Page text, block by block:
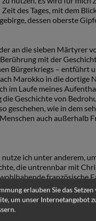
Zeit des Tages, mit dem
dessen oberste
an die sieben Märtyrer
mit der
Bürgerkriegs – entführt
Marokko in die dortige
im Laufe meines
Geschichte von
geschehen, wie in dem
auch außerhalb
ich unter anderem,
die untrennbar mit
französische
Während seines
dem Angriff einiger
Priester in Paris trat er
Mönch nach Algerien
erlauben Sie das Setzen
um unser Internetangebot